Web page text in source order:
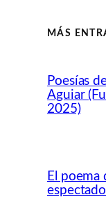
MÁS
Poesías
Aguiar
2025)
El poema